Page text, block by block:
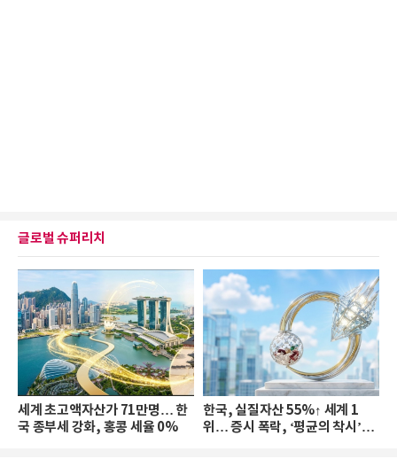
글로벌 슈퍼리치
세계 초고액자산가 71만명… 한
국 종부세 강화, 홍콩 세율 0%
한국, 실질자산 55%↑ 세계 1
위… 증시 폭락, ‘평균의 착시’와